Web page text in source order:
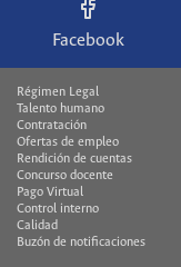
Facebook
Régimen Legal
Talento humano
Contratación
Ofertas de empleo
Rendición de cuentas
Concurso docente
Pago Virtual
Control interno
Calidad
Buzón de notificaciones